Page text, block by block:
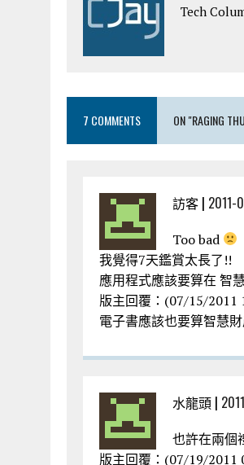
Tech
7 COMMENTS ON "RAGING
訪客 | 2011-
Too bad
我覺得7天鑑賞太長了!!
應用程式應該要算在 智
版主回覆：(07/15/2011
電子書應該也要算智慧
水龍頭 |
也許在兩個
版主回覆：(07/19/2011